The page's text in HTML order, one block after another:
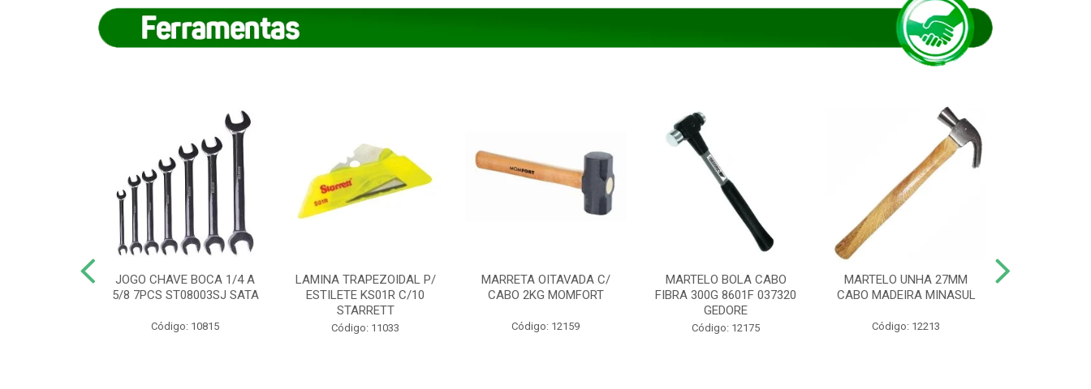
JOGO CHAVE BOCA 1/4 A
5/8 7PCS ST08003SJ SATA
Código: 10815
LAMINA TRAPEZOIDAL P/
ESTILETE KS01R C/10
STARRETT
Código: 11033
MARRETA OITAVADA C/
CABO 2KG MOMFORT
Código: 12159
MARTELO BOLA CABO
FIBRA 300G 8601F 037320
GEDORE
Código: 12175
MARTELO UNHA 27MM
CABO MADEIRA MINASUL
Código: 12213